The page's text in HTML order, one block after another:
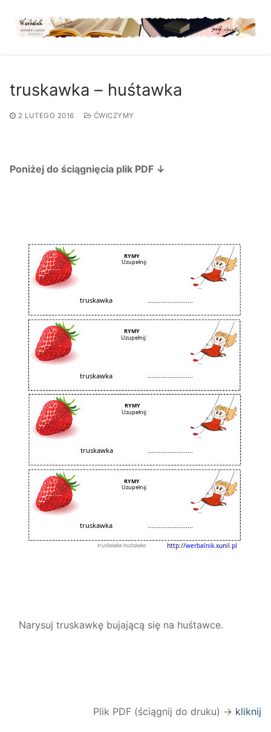
treści
truskawka – huśtawka
2 LUTEGO 2016 ĆWICZYMY
Poniżej do ściągnięcia plik PDF ↓
Narysuj truskawkę bujającą się na huśtawce.
Plik PDF (ściągnij do druku) → kliknij